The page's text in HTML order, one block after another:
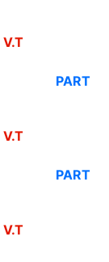
V.T
PART
V.T
PART
V.T